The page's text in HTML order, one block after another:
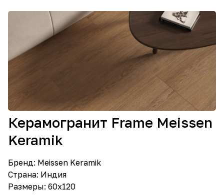
Керамогранит Frame Meissen
Keramik
Бренд: Meissen Keramik
Страна: Индия
Размеры: 60х120